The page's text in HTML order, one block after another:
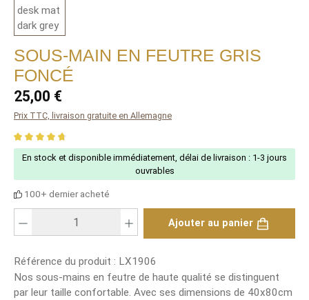
SOUS-MAIN EN FEUTRE GRIS
FONCÉ
Regular price:
25,00 €
Prix TTC, livraison gratuite en Allemagne
Average rating of 4.65 out of 5 stars
En stock et disponible immédiatement, délai de livraison : 1-3 jours
ouvrables
100+ dernier acheté
Ajouter au panier
Référence du produit : LX1906
Nos sous-mains en feutre de haute qualité se distinguent
par leur taille confortable. Avec ses dimensions de 40x80cm